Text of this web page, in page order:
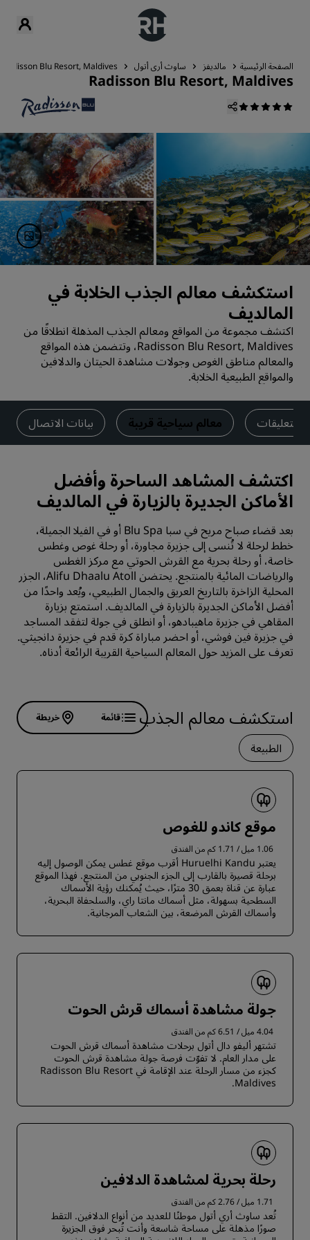
الصفحة الرئيسية مالديفز ساوث أري أتول Radisson Blu Resort, Maldives
Radisson Blu Resort, Maldives
استكشف معالم الجذب الخلابة في
المالديف
اكتشف مجموعة من المواقع ومعالم الجذب المذهلة انطلاقًا من
Radisson Blu Resort, Maldives، وتتضمن هذه المواقع
والمعالم مناطق الغوص وجولات مشاهدة الحيتان والدلافين
والمواقع الطبيعية الخلابة.
التعليقات معالم سياحية قريبة بيانات الاتصال
اكتشف المشاهد الساحرة وأفضل
الأماكن الجديرة بالزيارة في المالديف
بعد قضاء صباح مريح في سبا Blu Spa أو في الفيلا الجميلة،
خطط لرحلة لا تُنسى إلى جزيرة مجاورة، أو رحلة غوص وغطس
خاصة، أو رحلة بحرية مع القرش الحوتي مع مركز الغطس
والرياضات المائية بالمنتجع. يحتضن Alifu Dhaalu Atoll، الجزر
المحلية الزاخرة بالتاريخ العريق والجمال الطبيعي، ويُعد واحدًا من
أفضل الأماكن الجديرة بالزيارة في المالديف. استمتع بزيارة
المقاهي في جزيرة ماهيبادهو، أو انطلق في جولة لتفقد المساجد
في جزيرة فين فوشي، أو احضر مباراة كرة قدم في جزيرة دانجيثي.
تعرف على المزيد حول المعالم السياحية القريبة الرائعة أدناه.
‏‫استكشف معالم الجذب
الطبيعة
قائمة خريطة
موقع كاندو للغوص
1.06 ميل / 1.71 كم من الفندق
يعتبر Huruelhi Kandu أقرب موقع غطس يمكن الوصول إليه
برحلة قصيرة بالقارب إلى الجزء الجنوبي من المنتجع. فهذا الموقع
عبارة عن قناة بعمق 30 مترًا، حيث يُمكنك رؤية الأسماك
السطحية بسهولة، مثل أسماك مانتا راي، والسلحفاة البحرية،
وأسماك القرش المرضعة، بين الشعاب المرجانية.
جولة مشاهدة أسماك قرش الحوت
4.04 ميل / 6.51 كم من الفندق
تشتهر أليفو دال أتول برحلات مشاهدة أسماك قرش الحوت
على مدار العام. لا تفوّت فرصة جولة مشاهدة قرش الحوت
كجزء من مسار الرحلة عند الإقامة في Radisson Blu Resort
Maldives.
رحلة بحرية لمشاهدة الدلافين
1.71 ميل / 2.76 كم من الفندق
تُعد ساوث أري أتول موطنًا للعديد من أنواع الدلافين. التقط
صورًا مذهلة على مساحة شاسعة وأنت تُبحر فوق الجزيرة